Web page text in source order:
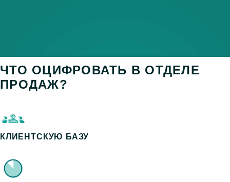
ЧТО ОЦИФРОВАТЬ В ОТДЕЛЕ
ПРОДАЖ?
КЛИЕНТСКУЮ БАЗУ